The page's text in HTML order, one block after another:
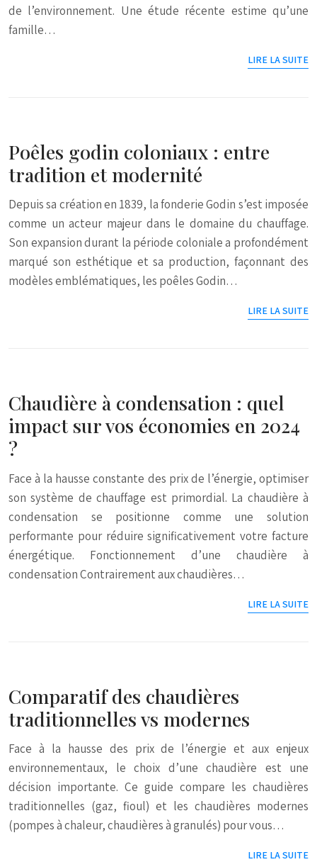
de l’environnement. Une étude récente estime qu’une
famille…
LIRE LA SUITE
Poêles godin coloniaux : entre
tradition et modernité
Depuis sa création en 1839, la fonderie Godin s’est imposée
comme un acteur majeur dans le domaine du chauffage.
Son expansion durant la période coloniale a profondément
marqué son esthétique et sa production, façonnant des
modèles emblématiques, les poêles Godin…
LIRE LA SUITE
Chaudière à condensation : quel
impact sur vos économies en 2024
?
Face à la hausse constante des prix de l’énergie, optimiser
son système de chauffage est primordial. La chaudière à
condensation se positionne comme une solution
performante pour réduire significativement votre facture
énergétique. Fonctionnement d’une chaudière à
condensation Contrairement aux chaudières…
LIRE LA SUITE
Comparatif des chaudières
traditionnelles vs modernes
Face à la hausse des prix de l’énergie et aux enjeux
environnementaux, le choix d’une chaudière est une
décision importante. Ce guide compare les chaudières
traditionnelles (gaz, fioul) et les chaudières modernes
(pompes à chaleur, chaudières à granulés) pour vous…
LIRE LA SUITE